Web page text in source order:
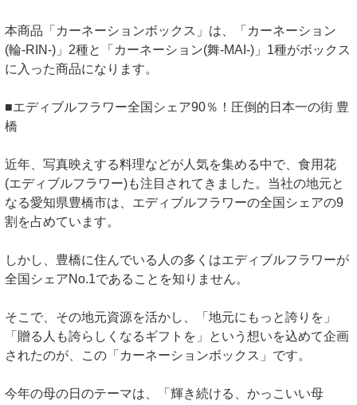
本商品「カーネーションボックス」は、「カーネーション
(輪-RIN-)」2種と「カーネーション(舞-MAI-)」1種がボックス
に入った商品になります。
■エディブルフラワー全国シェア90％！圧倒的日本一の街 豊
橋
近年、写真映えする料理などが人気を集める中で、食用花
(エディブルフラワー)も注目されてきました。当社の地元と
なる愛知県豊橋市は、エディブルフラワーの全国シェアの9
割を占めています。
しかし、豊橋に住んでいる人の多くはエディブルフラワーが
全国シェアNo.1であることを知りません。
そこで、その地元資源を活かし、「地元にもっと誇りを」
「贈る人も誇らしくなるギフトを」という想いを込めて企画
されたのが、この「カーネーションボックス」です。
今年の母の日のテーマは、「輝き続ける、かっこいい母